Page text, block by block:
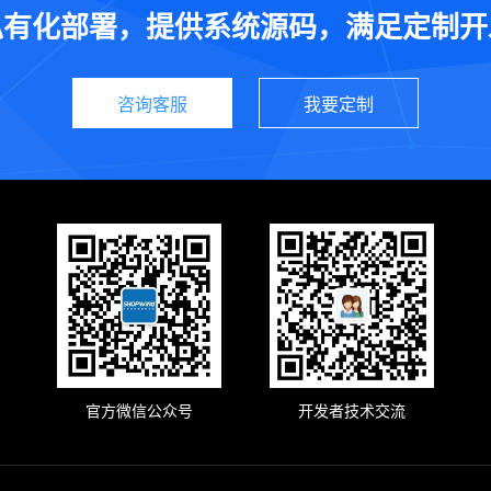
化部署，提供系统源码，满足定制
咨询客服 我要定制
官方微信公众号 开发者技术交流